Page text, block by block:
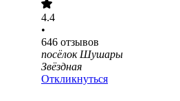
4.4
•
646 отзывов
посёлок Шушары
Звёздная
Откликнуться